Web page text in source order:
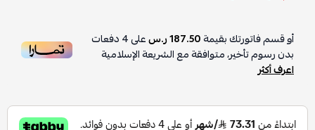
أو قسم فاتورتك بقيمة187.50 ر.س على4دفعات
بدون رسوم تأخير، متوافقة مع الشريعة الإسلامية
اعرف أكثر